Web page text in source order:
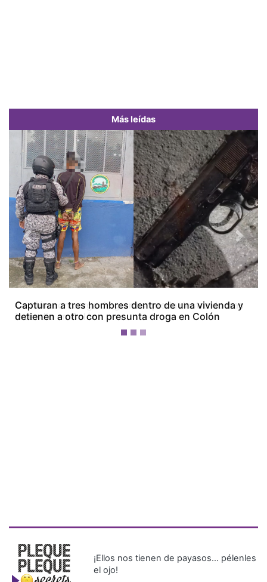
Más leídas
Camión con carga de granos queda destruido tras
incendio en Colón
Previous Next
¡Ellos nos tienen de payasos… pélenles
el ojo!